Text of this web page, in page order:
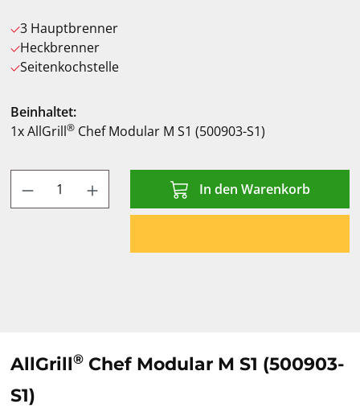
3 Hauptbrenner
Heckbrenner
Seitenkochstelle
Beinhaltet:
1x AllGrill® Chef Modular M S1 (500903-S1)
Produkt Anzahl: Gib den gewünschten
In den Warenkorb
AllGrill® Chef Modular M S1 (500903-
S1)